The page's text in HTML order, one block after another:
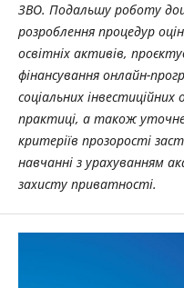
ЗВО. Подальшу роботу
розроблення процедур
освітніх активів,
фінансування онлайн-
соціальних інвестиційних
практиці, а також
критеріїв прозорості
навчанні з урахуванням
захисту приватності.